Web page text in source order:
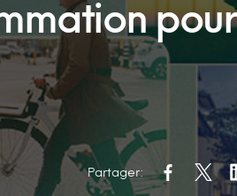
pour
Partager: